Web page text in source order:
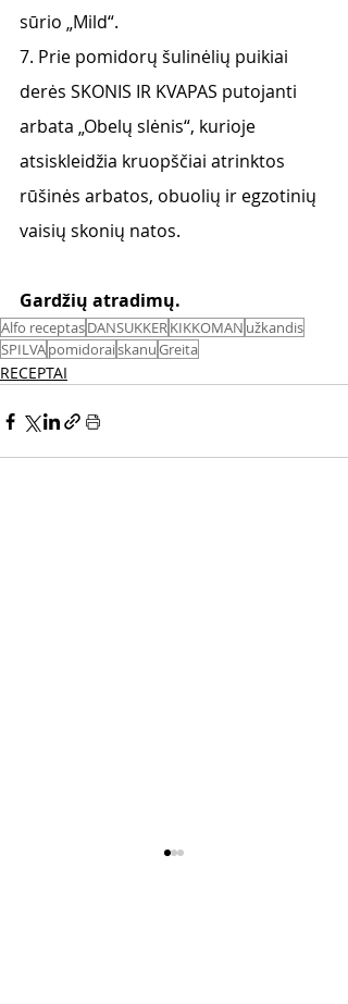
sūrio „Mild“.
7. Prie pomidorų šulinėlių puikiai
derės SKONIS IR KVAPAS putojanti
arbata „Obelų slėnis“, kurioje
atsiskleidžia kruopščiai atrinktos
rūšinės arbatos, obuolių ir egzotinių
vaisių skonių natos.
Gardžių atradimų.
Alfo receptasDANSUKKERKIKKOMAN užkandis
SPILVApomidoraiskanuGreita
RECEPTAI